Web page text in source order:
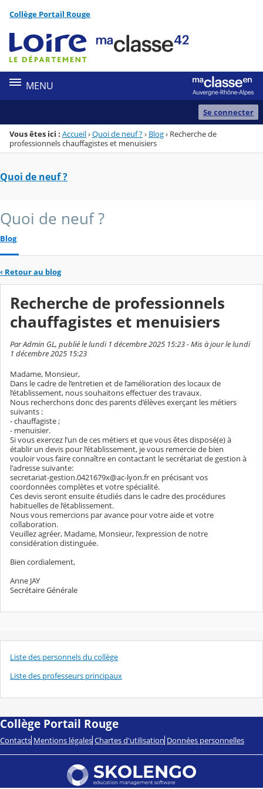
Menu de la rubrique
Contenu
Collège Portail Rouge
MENU
Se connecter
Vous êtes ici : Accueil›Quoi de neuf ?› Blog› Recherche de
professionnels chauffagistes et menuisiers
Quoi de neuf ?
Quoi de neuf ?
Blog
‹ Retour au blog
Recherche de professionnels
chauffagistes et menuisiers
Par Admin GL, publié le lundi 1 décembre 2025 15:23 - Mis à jour le lundi
1 décembre 2025 15:23
Madame, Monsieur,
Dans le cadre de l’entretien et de l’amélioration des locaux de
l’établissement, nous souhaitons effectuer des travaux.
Nous recherchons donc des parents d’élèves exerçant les métiers
suivants :
- chauffagiste ;
- menuisier.
Si vous exercez l’un de ces métiers et que vous êtes disposé(e) à
établir un devis pour l’établissement, je vous remercie de bien
vouloir vous faire connaître en contactant le secrétariat de gestion à
l'adresse suivante:
secretariat-gestion.0421679x@ac-lyon.fr en précisant vos
coordonnées complètes et votre spécialité.
Ces devis seront ensuite étudiés dans le cadre des procédures
habituelles de l’établissement.
Nous vous remercions par avance pour votre aide et votre
collaboration.
Veuillez agréer, Madame, Monsieur, l’expression de notre
considération distinguée.
Bien cordialement,
Anne JAY
Secrétaire Générale
Liste des personnels du collège
Liste des professeurs principaux
Collège Portail Rouge
Contacts Mentions légales Chartes d'utilisation Données personnelles